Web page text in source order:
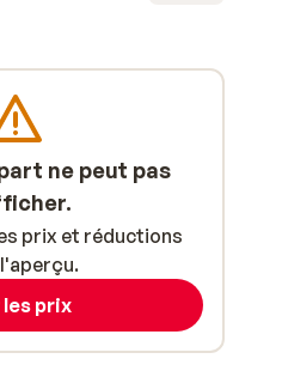
ski
ne peut pas
prix et réductions
prix